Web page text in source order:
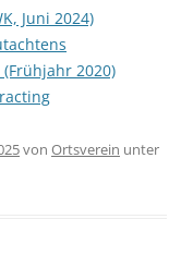
Juni 2024)
2020)
von Ortsverein unter